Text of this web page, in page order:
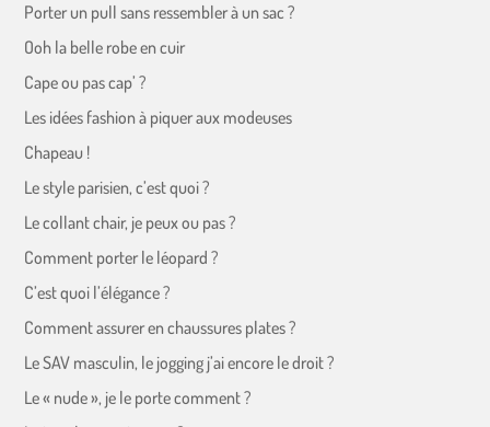
Porter un pull sans ressembler à un sac ?
Ooh la belle robe en cuir
Cape ou pas cap’ ?
Les idées fashion à piquer aux modeuses
Chapeau !
Le style parisien, c’est quoi ?
Le collant chair, je peux ou pas ?
Comment porter le léopard ?
C’est quoi l’élégance ?
Comment assurer en chaussures plates ?
Le SAV masculin, le jogging j’ai encore le droit ?
Le « nude », je le porte comment ?